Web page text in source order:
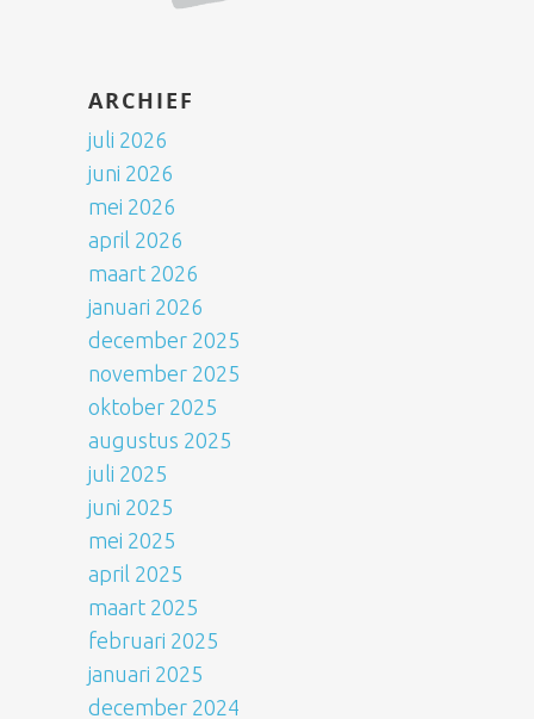
ARCHIEF
juli 2026
juni 2026
mei 2026
april 2026
maart 2026
januari 2026
december 2025
november 2025
oktober 2025
augustus 2025
juli 2025
juni 2025
mei 2025
april 2025
maart 2025
februari 2025
januari 2025
december 2024